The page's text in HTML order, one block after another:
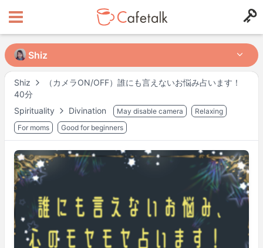
Shiz
（カメラON/OFF）誰にも言えないお悩み占います！
40分
Spirituality
Divination May disable camera
Relaxing
For moms
Good for beginners
Shiz
Shiz
532 174
Mögliche Kurszeiten
Mo 18:00 –
20:30
Do
18:00 –
20:30
Fr
18:00 –
20:30
So
18:00 20:30